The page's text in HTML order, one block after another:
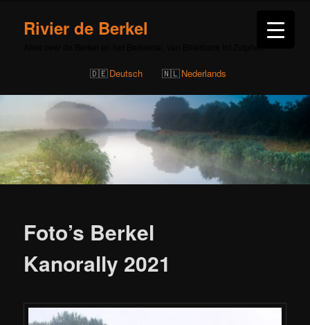
Rivier de Berkel
Deutsch Nederlands
Foto’s Berkel
Kanorally 2021